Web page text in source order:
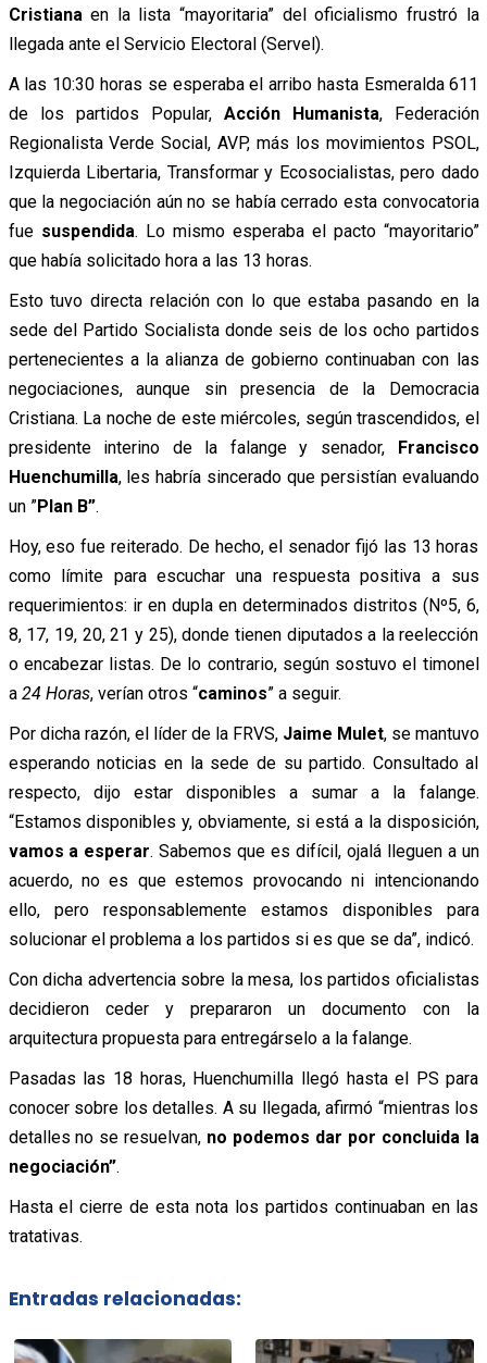
Cristiana en la lista “mayoritaria” del oficialismo frustró la
llegada ante el Servicio Electoral (Servel).
A las 10:30 horas se esperaba el arribo hasta Esmeralda 611
de los partidos Popular, Acción Humanista, Federación
Regionalista Verde Social, AVP, más los movimientos PSOL,
Izquierda Libertaria, Transformar y Ecosocialistas, pero dado
que la negociación aún no se había cerrado esta convocatoria
fue suspendida. Lo mismo esperaba el pacto “mayoritario”
que había solicitado hora a las 13 horas.
Esto tuvo directa relación con lo que estabapasando en la
sede del Partido Socialista donde seis de los ocho partidos
pertenecientes a la alianza de gobierno continuaban con las
negociaciones, aunque sin presencia de la Democracia
Cristiana. La noche de este miércoles, según trascendidos, el
presidente interino de la falange y senador, Francisco
Huenchumilla, les habría sincerado que persistían evaluando
un ”Plan B”.
Hoy, eso fue reiterado. De hecho, el senador fijó las 13 horas
como límite para escuchar una respuesta positiva a sus
requerimientos: ir en dupla en determinados distritos (Nº5, 6,
8, 17, 19, 20, 21 y 25), donde tienen diputados a la reelección
o encabezar listas. De lo contrario, según sostuvo el timonel
a 24 Horas, verían otros “caminos” a seguir.
Por dicha razón, el líder de la FRVS, Jaime Mulet, se mantuvo
esperando noticias en la sede de su partido. Consultado al
respecto, dijo estar disponibles a sumar a la falange.
“Estamos disponibles y, obviamente, si está a la disposición,
vamos a esperar. Sabemos que es difícil, ojalá lleguen a un
acuerdo, no es que estemos provocando ni intencionando
ello, pero responsablemente estamos disponibles para
solucionar el problema a los partidos si es que se da”, indicó.
Con dicha advertencia sobre la mesa, los partidos oficialistas
decidieron ceder y prepararon un documento con la
arquitectura propuesta para entregárselo a la falange.
Pasadas las 18 horas, Huenchumilla llegó hasta el PS para
conocer sobre los detalles. A su llegada, afirmó “mientras los
detalles no se resuelvan, no podemos dar por concluida la
negociación”.
Hasta el cierre de esta nota los partidos continuaban en las
tratativas.
Entradas relacionadas: